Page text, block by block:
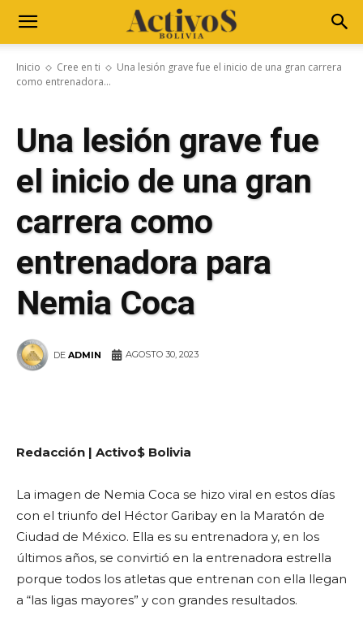
Inicio Cree en ti
Una lesión grave fue el inicio de una gran carrera
como entrenadora...
Una lesión grave fue
el inicio de una gran
carrera como
entrenadora para
Nemia Coca
DE ADMIN AGOSTO 30, 2023
Redacción | Activo$ Bolivia
La imagen de Nemia Coca se hizo viral en estos días
con el triunfo del Héctor Garibay en la Maratón de
Ciudad de México. Ella es su entrenadora y, en los
últimos años, se convirtió en la entrenadora estrella
porque todos los atletas que entrenan con ella llegan
a “las ligas mayores” y con grandes resultados.